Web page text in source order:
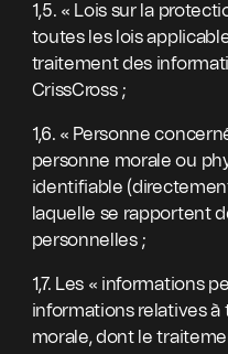
1,5. « Lois sur la
toutes les lois
traitement des
CrissCross ;
1,6. « Personne
personne morale ou
identifiable
laquelle se rapportent
personnelles ;
1,7. Les « informations
informations relatives
morale, dont le